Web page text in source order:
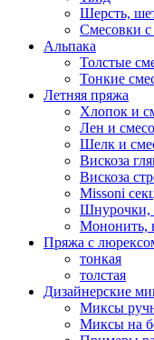
Шерсть,
Смесовки
Альпака
Толстые
Тонкие
Летняя пряжа
Хлопок и
Лен и
Шелк и
Вискоза
Вискоза
Missoni
Шнурочки,
Мононить,
Пряжа с
тонкая
толстая
Дизайнерские
Миксы
Миксы на